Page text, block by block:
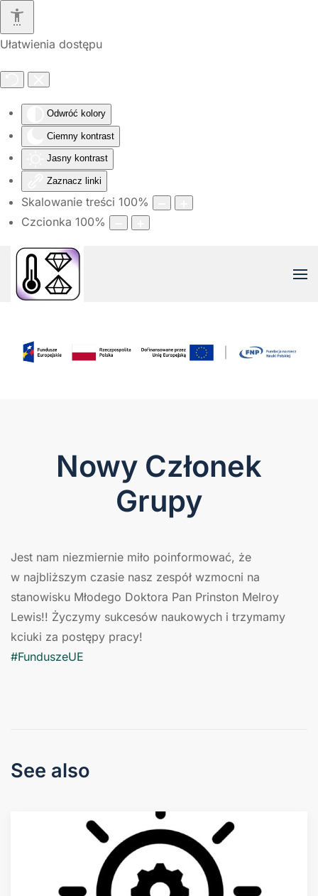
Ułatwienia dostępu
Odwróć kolory
Ciemny kontrast
Jasny kontrast
Zaznacz linki
Skalowanie treści 100%
Czcionka 100%
Przejdź do głównej treści
Nowy Członek
Grupy
Jest nam niezmiernie miło poinformować, że
w najbliższym czasie nasz zespół wzmocni na
stanowisku Młodego Doktora Pan Prinston Melroy
Lewis!! Życzymy sukcesów naukowych i trzymamy
kciuki za postępy pracy!
#FunduszeUE
See also